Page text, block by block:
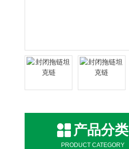
产品分类
PRODUCT CATEGORY